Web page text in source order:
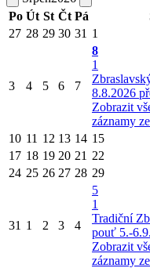
Po Út St Čt Pá
27 28 29 30 31 1
3 4 5 6 7
8
1
8.8.2026
Zobrazit
záznamy
10 11 12 13 14 15
17 18 19 20 21 22
24 25 26 27 28 29
31 1 2 3 4
5
1
Tradiční
pouť 5.-
Zobrazit
záznamy